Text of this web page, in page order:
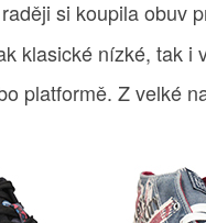
si koupila obuv
klasické nízké, tak i
platformě. Z velké